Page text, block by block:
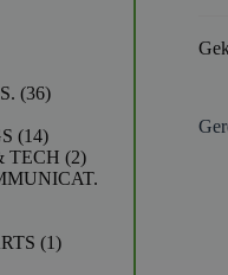
3636
1414
producten
TECH 22
producten
11